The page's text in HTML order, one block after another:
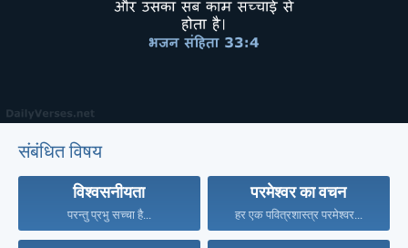
संबंधित विषय
विश्वसनीयता
परन्तु प्रभु सच्चा है...
परमेश्वर का वचन
हर एक पवित्रशास्त्र परमेश्वर...